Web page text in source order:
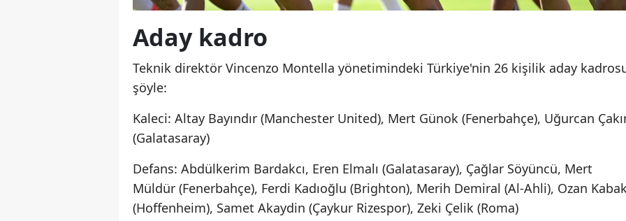
Sinop
Tekirdağ
Trabzon
Şanlıurfa
Uşak
Aday kadro
Teknik direktör Vincenzo Montella yönetimindeki Türkiye'nin 26 kişilik aday
şöyle:
Kaleci: Altay Bayındır (Manchester United), Mert Günok (Fenerbahçe), Uğurcan
(Galatasaray)
Defans: Abdülkerim Bardakcı, Eren Elmalı (Galatasaray), Çağlar Söyüncü, Mert
Müldür (Fenerbahçe), Ferdi Kadıoğlu (Brighton), Merih Demiral (Al-Ahli), Ozan
(Hoffenheim), Samet Akaydin (Çaykur Rizespor), Zeki Çelik (Roma)